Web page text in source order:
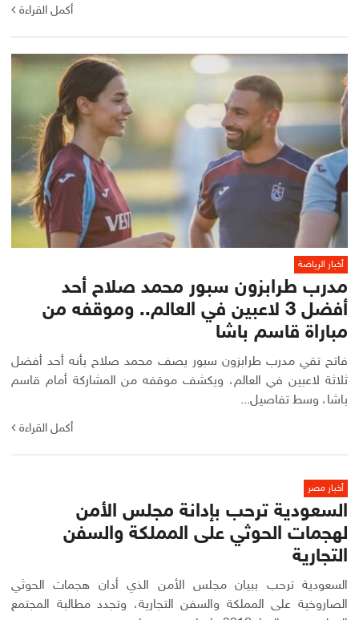
أكمل القراءة
أخبار الرياضة
مدرب طرابزون سبور محمد صلاح أحد
أفضل 3 لاعبين في العالم.. وموقفه من
مباراة قاسم باشا
فاتح تقي مدرب طرابزون سبور يصف محمد صلاح بأنه أحد أفضل
ثلاثة لاعبين في العالم، ويكشف موقفه من المشاركة أمام قاسم
باشا، وسط تفاصيل...
أكمل القراءة
أخبار مصر
السعودية ترحب بإدانة مجلس الأمن
لهجمات الحوثي على المملكة والسفن
التجارية
السعودية ترحب ببيان مجلس الأمن الذي أدان هجمات الحوثي
الصاروخية على المملكة والسفن التجارية، وتجدد مطالبة المجتمع